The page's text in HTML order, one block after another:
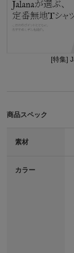
[特集]
商品スペック
素材
カラー